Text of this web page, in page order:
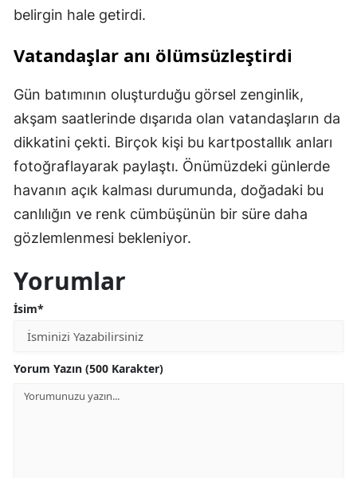
belirgin hale getirdi.
Vatandaşlar anı ölümsüzleştirdi
Gün batımının oluşturduğu görsel zenginlik,
akşam saatlerinde dışarıda olan vatandaşların da
dikkatini çekti. Birçok kişi bu kartpostallık anları
fotoğraflayarak paylaştı. Önümüzdeki günlerde
havanın açık kalması durumunda, doğadaki bu
canlılığın ve renk cümbüşünün bir süre daha
gözlemlenmesi bekleniyor.
Yorumlar
İsim*
Yorum Yazın (500 Karakter)